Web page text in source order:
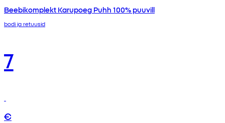
Beebikomplekt Karupoeg Puhh 100% puuvill
bodi ja retuusid
7
€